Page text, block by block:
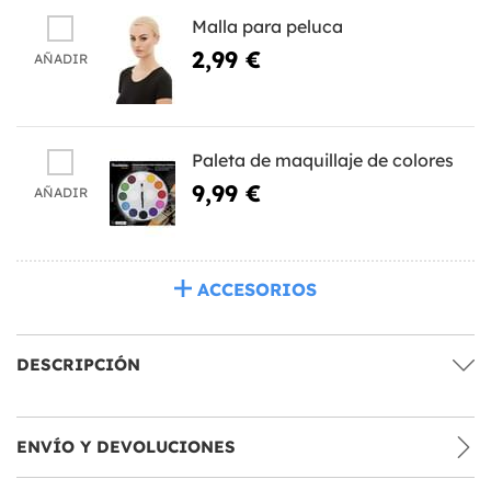
AÑADIR
Malla para peluca
2,99 €
AÑADIR
Paleta de maquillaje de colores
9,99 €
ACCESORIOS
DESCRIPCIÓN
ENVÍO Y DEVOLUCIONES